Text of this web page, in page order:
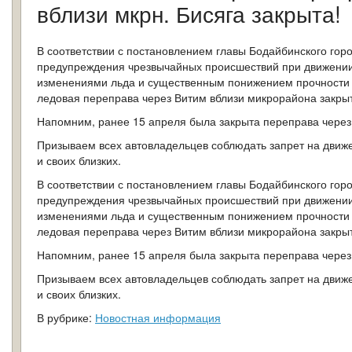
вблизи мкрн. Бисяга закрыта!
В соответствии с постановлением главы Бодайбинского
предупреждения чрезвычайных происшествий при
изменениями льда и существенным понижением
ледовая переправа через Витим вблизи микрорайона
Напомним, ранее 15 апреля была закрыта переправа
Призываем всех автовладельцев соблюдать запрет на
и своих близких.
В соответствии с постановлением главы Бодайбинского
предупреждения чрезвычайных происшествий при
изменениями льда и существенным понижением
ледовая переправа через Витим вблизи микрорайона
Напомним, ранее 15 апреля была закрыта переправа
Призываем всех автовладельцев соблюдать запрет на
и своих близких.
В рубрике: Новостная информация